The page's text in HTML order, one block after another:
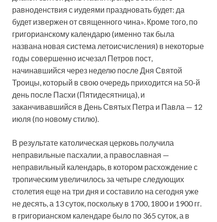
равноденствия с иудеями праздновать будет: да
будет извержен от священного чина». Кроме того, по
григорианскому календарю (именно так была
названа новая система летоисчисления) в некоторые
годы совершенно исчезал Петров пост,
начинавшийся через неделю после Дня Святой
Троицы, который в свою очередь приходится на 50-й
день после Пасхи (Пятидесятница), и
заканчивавшийся в День Святых Петра и Павла — 12
июля (по новому стилю).
В результате католическая церковь получила
неправильные пасхалии, а православная —
неправильный календарь, в котором расхождение с
тропическим увеличилось за четыре следующих
столетия еще на три дня и составило на сегодня уже
не десять, а 13 суток, поскольку в 1700, 1800 и 1900 гг.
в григорианском календаре было по 365 суток, а в